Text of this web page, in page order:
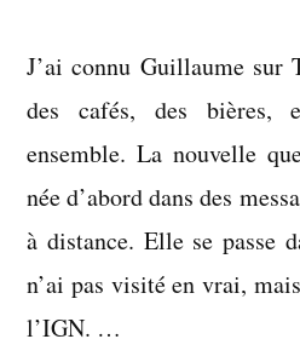
J’ai connu Guillaume sur
des cafés, des bières,
ensemble. La nouvelle
née d’abord dans des
à distance. Elle se passe
n’ai pas visité en vrai,
l’IGN. …